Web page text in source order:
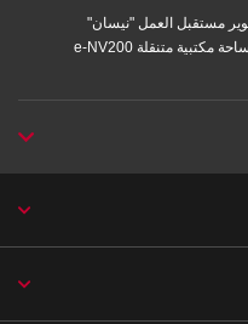
مستقبل العمل "نيسان"
تكشف عن أولى سياراتها الكهربائية المزودة بمساحة مكتبية متنقلة e-NV200